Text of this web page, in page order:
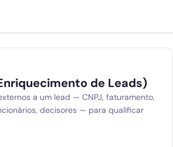
de Leads)
a um lead — CNPJ, faturamento,
decisores — para qualificar